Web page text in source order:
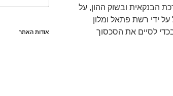
הבנקאית ובשוק ההון, על
על ידי רשת פתאל ומלון
לסיים את הסכסוך
אודות האתר